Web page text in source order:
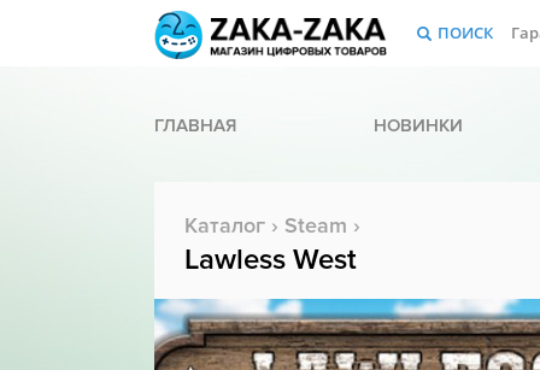
ПОИСК
ГЛАВНАЯ НОВИНКИ
Каталог › Steam ›
Lawless West